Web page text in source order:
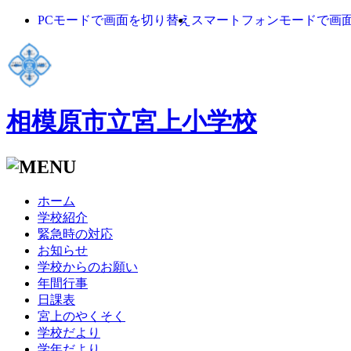
PCモードで画面を切り替え スマートフォンモードで画
相模原市立宮上小学校
ホーム
学校紹介
緊急時の対応
お知らせ
学校からのお願い
年間行事
日課表
宮上のやくそく
学校だより